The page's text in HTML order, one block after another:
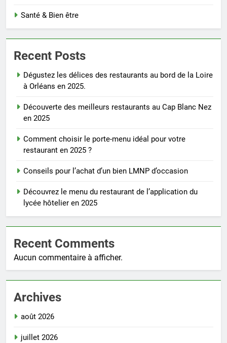
Santé & Bien être
Recent Posts
Dégustez les délices des restaurants au bord de la Loire
à Orléans en 2025.
Découverte des meilleurs restaurants au Cap Blanc Nez
en 2025
Comment choisir le porte-menu idéal pour votre
restaurant en 2025 ?
Conseils pour l’achat d’un bien LMNP d’occasion
Découvrez le menu du restaurant de l’application du
lycée hôtelier en 2025
Recent Comments
Aucun commentaire à afficher.
Archives
août 2026
juillet 2026